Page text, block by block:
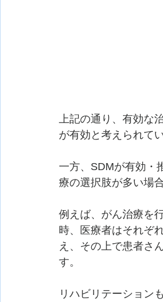
上記の通り、有効な
が有効と考えられて
一方、SDMが有効・
療の選択肢が多い場
例えば、がん治療を
時、医療者はそれぞ
え、その上で患者さ
す。
リハビリテーション